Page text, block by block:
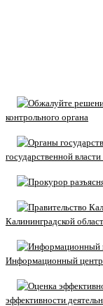
контрольного органа
государственной
Калининградской
Информационный центр
эффективности